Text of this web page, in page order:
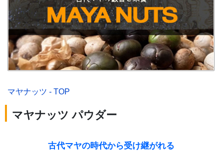
マヤナッツ - TOP
マヤナッツ パウダー
古代マヤの時代から受け継がれる